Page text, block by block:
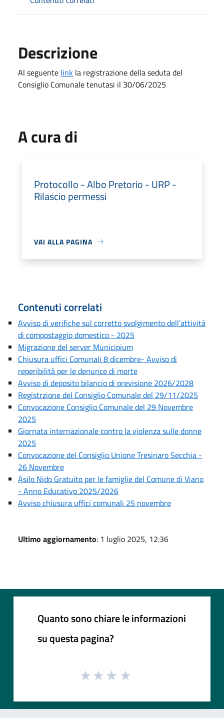
Descrizione
Al seguente link la registrazione della seduta del
Consiglio Comunale tenutasi il 30/06/2025
A cura di
Protocollo - Albo Pretorio - URP -
Rilascio permessi
VAI ALLA PAGINA
Contenuti correlati
Avviso di verifiche sul corretto svolgimento dell’attività
di compostaggio domestico - 2025
Migrazione del server Municipium
Chiusura uffici Comunali 8 dicembre- Avviso di
reperibilità per le denunce di morte
Avviso di deposito bilancio di previsione 2026/2028
Registrzione del Consiglio Comunale del 29/11/2025
Convocazione Consiglio Comunale del 29 Novembre
2025
Giornata internazionale contro la violenza sulle donne
2025
Convocazione del Consiglio Unione Tresinaro Secchia -
26 Novembre
Asilo Nido Gratuito per le famiglie del Comune di Viano
- Anno Educativo 2025/2026
Avviso chiusura uffici comunali 25 novembre
Ultimo aggiornamento: 1 luglio 2025, 12:36
Quanto sono chiare le informazioni
su questa pagina?